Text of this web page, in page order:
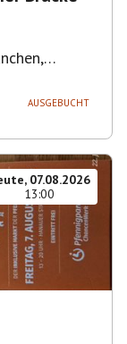
AUSGEBUCHT
07.08.2026
13:00